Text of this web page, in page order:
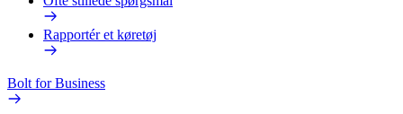
Rapportér et køretøj
Bolt for Business